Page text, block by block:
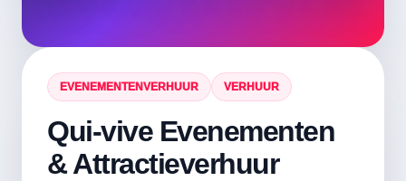
EVENEMENTENVERHUUR VERHUUR
Qui-vive Evenementen
& Attractieverhuur